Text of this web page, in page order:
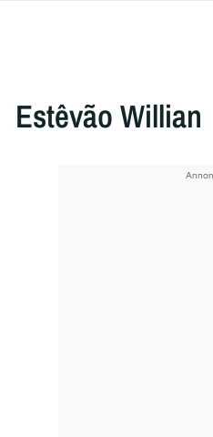
Estêvão Willian